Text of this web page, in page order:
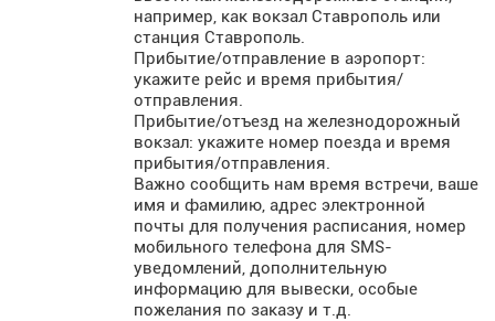
например, как вокзал Ставрополь или
станция Ставрополь.
Прибытие/отправление в аэропорт:
укажите рейс и время прибытия/
отправления.
Прибытие/отъезд на железнодорожный
вокзал: укажите номер поезда и время
прибытия/отправления.
Важно сообщить нам время встречи, ваше
имя и фамилию, адрес электронной
почты для получения расписания, номер
мобильного телефона для SMS-
уведомлений, дополнительную
информацию для вывески, особые
пожелания по заказу и т.д.